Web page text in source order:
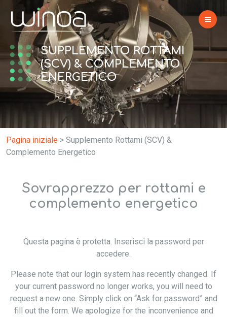
SUPPLEMENTO ROTTAMI
(SCV) & COMPLEMENTO
ENERGETICO
Pagina iniziale > Supplemento Rottami (SCV) &
Complemento Energetico
Sovrapprezzo per rottami e
complemento energetico
Questa pagina è protetta. Inserisci la password per
accedere.
Please note that our login system has recently changed. If
your current password no longer works, you will need to
request a new one. Simply click on “Ask for password” and
fill out the form. We apologize for the inconvenience and